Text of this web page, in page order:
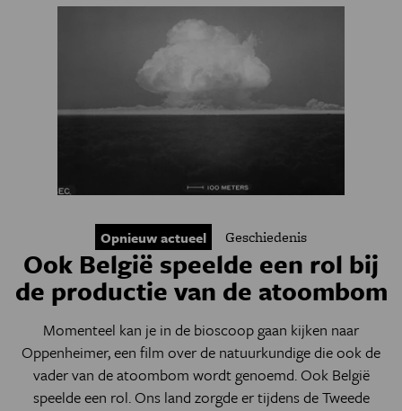
Opnieuw actueel Geschiedenis
Ook België speelde een rol bij
de productie van de atoombom
Momenteel kan je in de bioscoop gaan kijken naar
Oppenheimer, een film over de natuurkundige die ook de
vader van de atoombom wordt genoemd. Ook België
speelde een rol. Ons land zorgde er tijdens de Tweede